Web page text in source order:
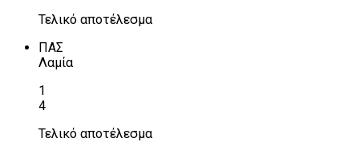
Τελικό αποτέλεσμα
ΠΑΣ
Λαμία
1
4
Τελικό αποτέλεσμα